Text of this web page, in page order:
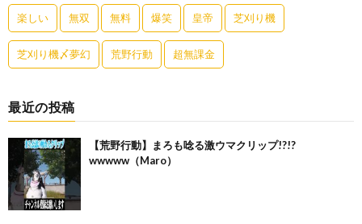
楽しい 無双 無料 爆笑 皇帝 芝刈り機
芝刈り機〆夢幻 荒野行動 超無課金
最近の投稿
【荒野行動】まろも唸る激ウマクリップ!?!?
wwwww（Maro）